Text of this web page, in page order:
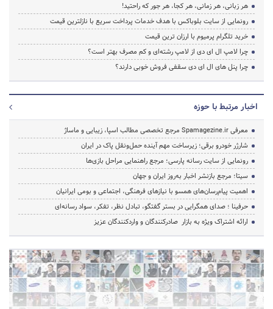
هر زبانی، هر زمانی، هر کجا، هر جور که راحتید!
رونمایی از سایت بلوباکس با هدف خدمات پرداخت سریع با نازلترین قیمت
خرید تلگرام پرمیوم با ارزان ترین قیمت
چرا لامپ ال ای دی از لامپ رشته‌ای و کم مصرف بهتر است؟
چرا پنل های ال ای دی سقفی فروش خوبی دارند؟
اخبار مرتبط با حوزه
معرفی Spamagezine.ir مرجع تخصصی مطالب اسپا، زیبایی و ماساژ
شارژر خودرو برقی؛ زیرساخت مهم آینده حمل‌ونقل پاک در ایران
رونمایی از سایت رسانه پارسی؛ مرجع راهنمایی مراحل بازی‌ها
سیتا؛ مرجع بازنشر اخبار به‌روز ایران و جهان
اهمیت پیام‌رسان‌های همسو با نیازهای فرهنگی، اجتماعی و بومی ایرانیان
حرفینا ؛ صدای همگرایی در بستر گفتگو، تبادل نظر، تفکر، سواد رسانه‌ای
ارائه اشتراک ویژه به بازار صادرکنندگان و واردکنندگان عزیز